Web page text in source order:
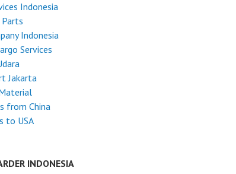
Indonesia
Parts
Indonesia
Services
Jakarta
from China
to USA
INDONESIA